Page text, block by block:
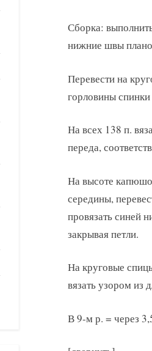
Сборка:
нижние швы
Перевести на
горловины
На всех 138 п.
переда,
На высоте
середины,
провязать синей
закрывая петли.
На круговые
вязать узором из
В 9-м р. = через